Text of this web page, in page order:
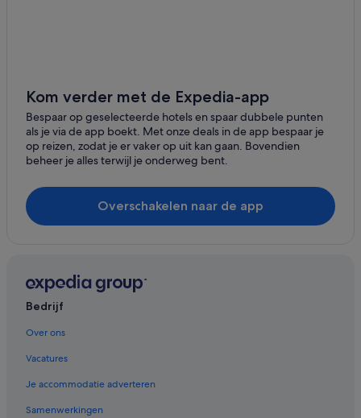
Kom verder met de Expedia-app
Bespaar op geselecteerde hotels en spaar dubbele punten
als je via de app boekt. Met onze deals in de app bespaar je
op reizen, zodat je er vaker op uit kan gaan. Bovendien
beheer je alles terwijl je onderweg bent.
Overschakelen naar de app
Bedrijf
Over ons
Vacatures
Je accommodatie adverteren
Samenwerkingen